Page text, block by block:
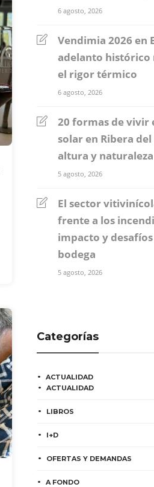
6 agosto, 2026
Vendimia 2026 en
adelanto histórico
el rigor térmico
6 agosto, 2026
20 formas de vivir
solar en Ribera
altura y naturaleza
5 agosto, 2026
El sector
frente a los
impacto y
bodega
5 agosto, 2026
Categorías
ACTUALIDAD
ACTUALIDAD
LIBROS
I+D
OFERTAS Y DEMANDAS
A FONDO